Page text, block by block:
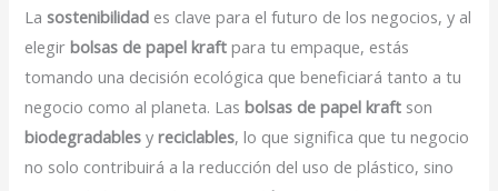
Lasostenibilidad es clave para el futuro de los negocios, y al
elegirbolsas de papel kraft para tu empaque, estás
tomando una decisión ecológica que beneficiará tanto a tu
negocio como al planeta. Lasbolsas de papel kraft son
biodegradables yreciclables, lo que significa que tu negocio
no solo contribuirá a la reducción del uso de plástico, sino